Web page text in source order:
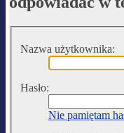
Nazwa użytkownika:
Hasło:
Nie pamiętam